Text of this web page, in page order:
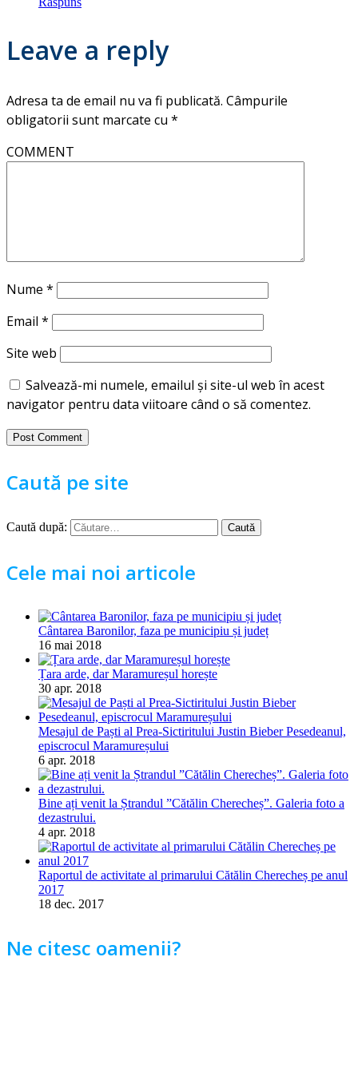
Leave a reply
Adresa ta de email nu va fi publicată. Câmpurile
obligatorii sunt marcate cu *
COMMENT
Nume *
Email *
Site web
Salvează-mi numele, emailul și site-ul web în acest
navigator pentru data viitoare când o să comentez.
Caută pe site
Caută după:
Cele mai noi articole
Cântarea Baronilor, faza pe municipiu și județ
16 mai 2018
Țara arde, dar Maramureșul horește
30 apr. 2018
Mesajul de Paști al Prea-Sictiritului Justin Bieber Pesedeanul,
episcrocul Maramureșului
6 apr. 2018
Bine ați venit la Ștrandul ”Cătălin Cherecheș”. Galeria foto a
dezastrului.
4 apr. 2018
Raportul de activitate al primarului Cătălin Cherecheș pe anul
2017
18 dec. 2017
Ne citesc oamenii?